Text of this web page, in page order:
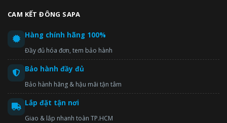
CAM KẾT ĐÔNG SAPA
Hàng chính hãng 100%
Đầy đủ hóa đơn, tem bảo hành
Bảo hành đầy đủ
Bảo hành hãng & hậu mãi tận tâm
Lắp đặt tận nơi
Giao & lắp nhanh toàn TP.HCM